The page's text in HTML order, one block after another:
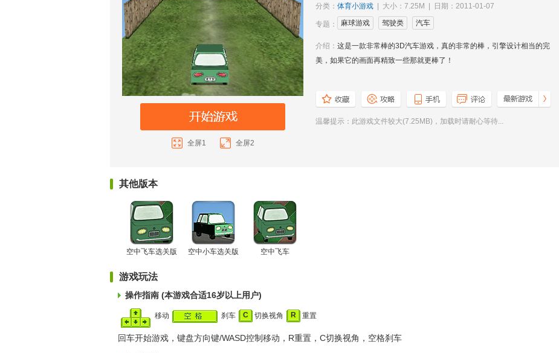
全屏1 全屏2
分类： 体育小游戏 | 大小：7.25M | 日期：2011-01-07
专题： 麻球游戏 驾驶类 汽车
介绍： 这是一款非常棒的3D汽车游戏，真的非常的棒，引擎设计相当的完
美，如果它的画面再精致一些那就更棒了！
温馨提示：此游戏文件较大(7.25MB)，加载时请耐心等待...
其他版本
空中飞车选关版 空中小车选关版 空中飞车
游戏玩法
操作指南 (本游戏合适16岁以上用户)
移动 刹车 C 切换视角 R 重置
回车开始游戏，键盘方向键/WASD控制移动，R重置，C切换视角，空格刹车